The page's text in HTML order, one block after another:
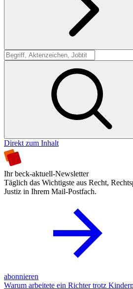
Suche
Direkt zum Inhalt
Ihr beck-aktuell-Newsletter
Täglich das Wichtigste aus Recht,
Justiz in Ihrem Mail-Postfach.
abonnieren
Warum arbeitete ein Richter trotz